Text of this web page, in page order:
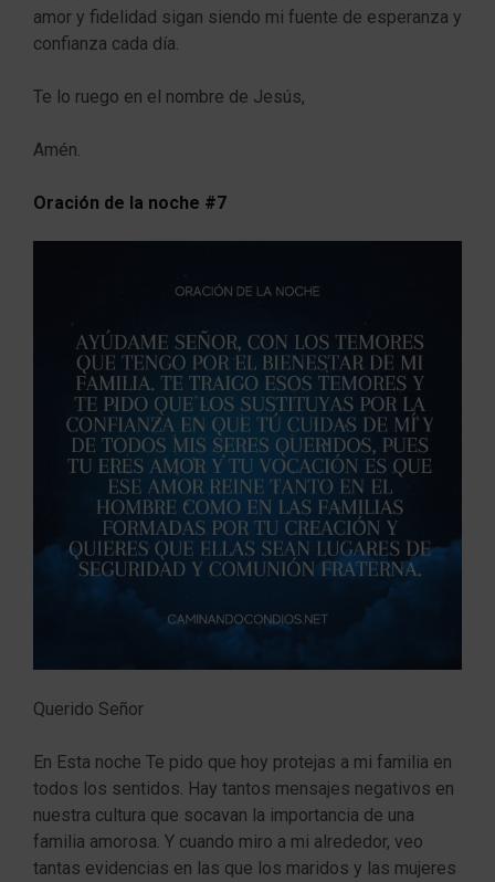
amor y fidelidad sigan siendo mi fuente de esperanza y
confianza cada día.
Te lo ruego en el nombre de Jesús,
Amén.
Oración de la noche #7
Querido Señor
En Esta noche Te pido que hoy protejas a mi familia en
todos los sentidos. Hay tantos mensajes negativos en
nuestra cultura que socavan la importancia de una
familia amorosa. Y cuando miro a mi alrededor, veo
tantas evidencias en las que los maridos y las mujeres